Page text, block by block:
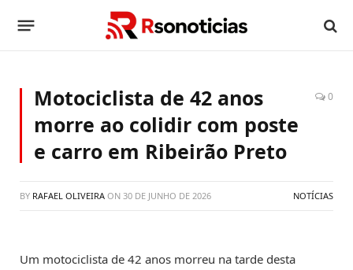
Motociclista de 42 anos
morre ao colidir com poste
e carro em Ribeirão Preto
0
BY RAFAEL OLIVEIRA ON 30 DE JUNHO DE 2026 NOTÍCIAS
Um motociclista de 42 anos morreu na tarde desta